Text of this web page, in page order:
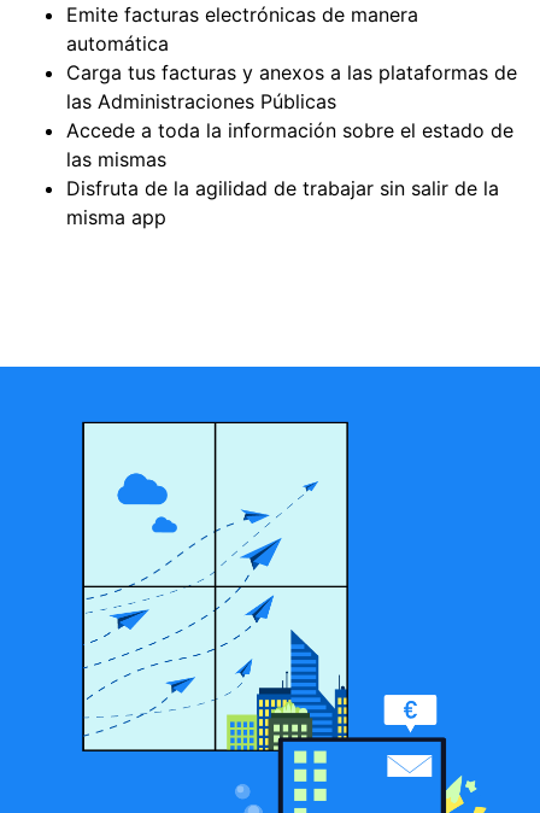
Emite facturas electrónicas de manera
automática
Carga tus facturas y anexos a las plataformas de
las Administraciones Públicas
Accede a toda la información sobre el estado de
las mismas
Disfruta de la agilidad de trabajar sin salir de la
misma app